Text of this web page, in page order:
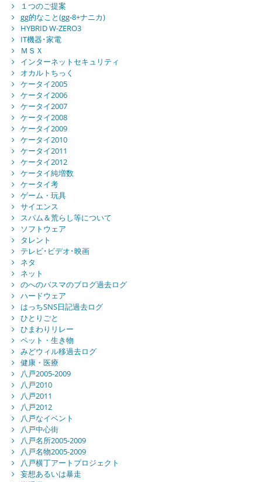
１つのご提案
gg的なこと(gg-8+ナニカ)
HYBRID W-ZERO3
IT機器･家電
ＭＳＸ
インターネットセキュリティ
オカルトちっく
ケータイ2005
ケータイ2006
ケータイ2007
ケータイ2008
ケータイ2009
ケータイ2010
ケータイ2011
ケータイ2012
ケータイ純増数
ケータイ考
ゲーム・玩具
サイエンス
スパム＆荒らし等について
ソフトウェア
タレント
テレビ･ビデオ･映画
ネタ
ネット
のへのバスマのブログ過去ログ
ハードウェア
はっちSNS日記過去ログ
ひとりごと
ひまわりリレー
ペット・生き物
みどウィル移過去ログ
健康・医療
八戸2005-2009
八戸2010
八戸2011
八戸2012
八戸なイベント
八戸中心街
八戸名所2005-2009
八戸名物2005-2009
八戸横丁アートプロジェクト
妄想あるいは暴走